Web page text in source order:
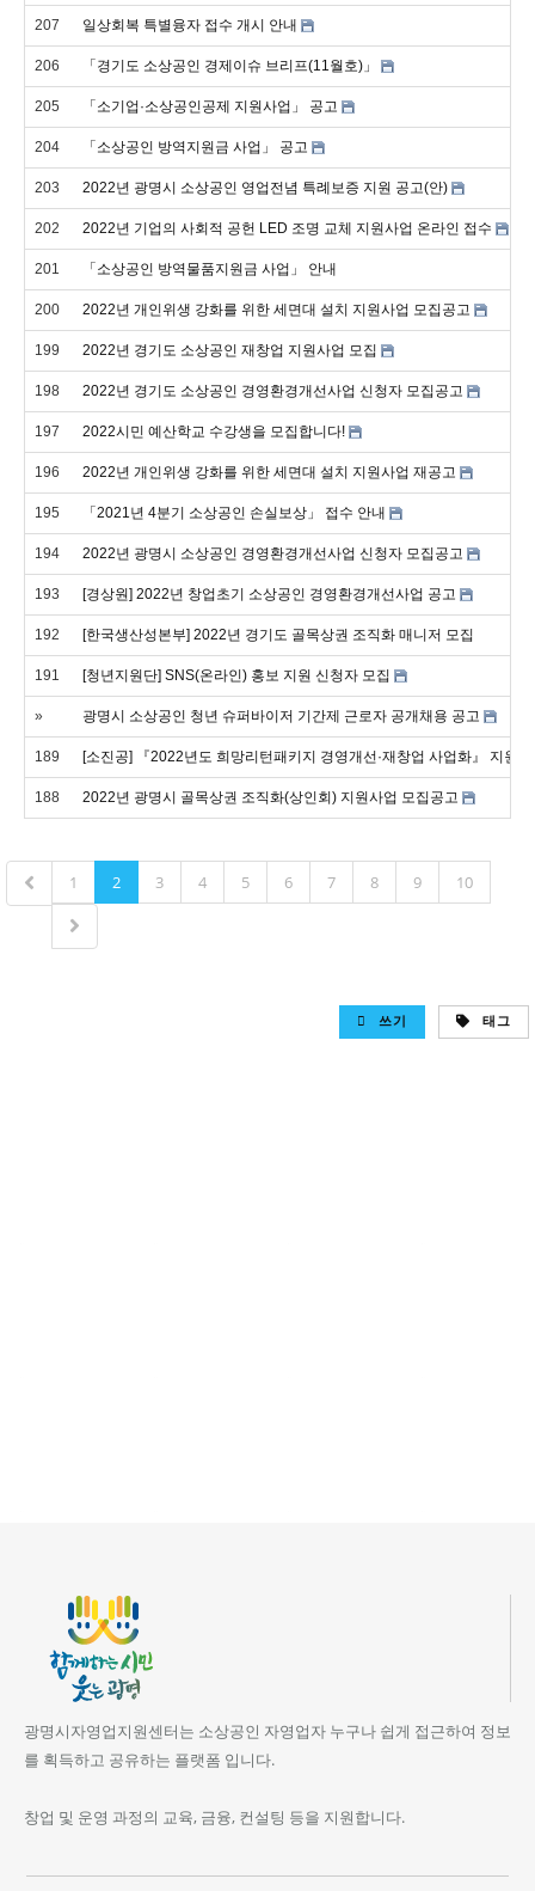
207 일상회복 특별융자 접수 개시 안내
206 「경기도 소상공인 경제이슈 브리프(11월호)」
205 「소기업·소상공인공제 지원사업」 공고
204 「소상공인 방역지원금 사업」 공고
203 2022년 광명시 소상공인 영업전념 특례보증 지원 공고(안)
202 2022년 기업의 사회적 공헌 LED 조명 교체 지원사업 온라인 접수
201 「소상공인 방역물품지원금 사업」 안내
200 2022년 개인위생 강화를 위한 세면대 설치 지원사업 모집공고
199 2022년 경기도 소상공인 재창업 지원사업 모집
198 2022년 경기도 소상공인 경영환경개선사업 신청자 모집공고
197 2022시민 예산학교 수강생을 모집합니다!
196 2022년 개인위생 강화를 위한 세면대 설치 지원사업 재공고
195 「2021년 4분기 소상공인 손실보상」 접수 안내
194 2022년 광명시 소상공인 경영환경개선사업 신청자 모집공고
193 [경상원] 2022년 창업초기 소상공인 경영환경개선사업 공고
192 [한국생산성본부] 2022년 경기도 골목상권 조직화 매니저 모집
191 [청년지원단] SNS(온라인) 홍보 지원 신청자 모집
» 광명시 소상공인 청년 슈퍼바이저 기간제 근로자 공개채용 공고
189 [소진공] 『2022년도 희망리턴패키지 경영개선·재창업 사업화』 지원
188 2022년 광명시 골목상권 조직화(상인회) 지원사업 모집공고
1 2 3 4 5 6 7 8 9 10
쓰기 태그
광명시자영업지원센터는 소상공인 자영업자 누구나 쉽게 접근하여 정보
를 획득하고 공유하는 플랫폼 입니다.
창업 및 운영 과정의 교육, 금융, 컨설팅 등을 지원합니다.